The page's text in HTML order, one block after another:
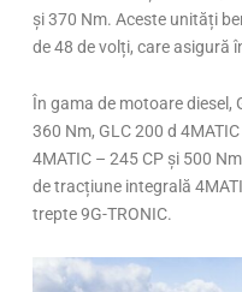
și 370 Nm. Aceste unități
de 48 de volți, care asigură
În gama de motoare diesel,
360 Nm, GLC 200 d
4MATIC – 245 CP și 500
de tracțiune integrală
trepte 9G-TRONIC.